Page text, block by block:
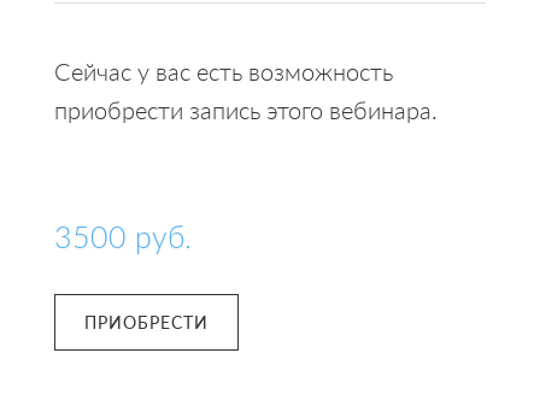
Сейчас у вас есть возможность
приобрести запись этого вебинара.
3500 руб.
ПРИОБРЕСТИ